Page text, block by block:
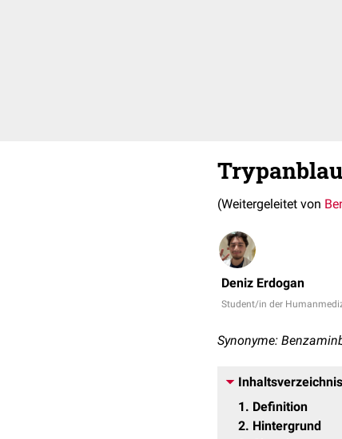
Trypanblau
(Weitergeleitet von
Deniz Erdogan
Student/in der
Synonyme:
Inhaltsverzeichnis
1
Definition
2 Hintergrund